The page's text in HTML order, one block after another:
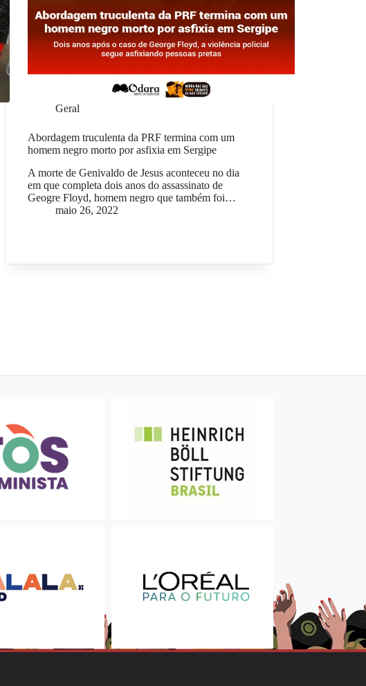
Geral
Abordagem truculenta da PRF termina com um
homem negro morto por asfixia em Sergipe
A morte de Genivaldo de Jesus aconteceu no dia
em que completa dois anos do assassinato de
Geogre Floyd, homem negro que também foi…
maio 26, 2022